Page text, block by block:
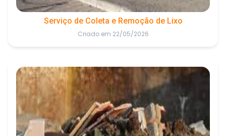
Serviço de Coleta e Remoção de Lixo
Criado em 22/05/2026